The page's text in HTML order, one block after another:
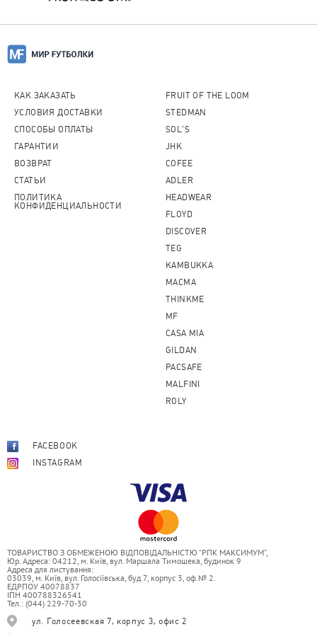
КАК ЗАКАЗАТЬ
УСЛОВИЯ ДОСТАВКИ
СПОСОБЫ ОПЛАТЫ
ГАРАНТИИ
ВОЗВРАТ
СТАТЬИ
ПОЛИТИКА
КОНФИДЕНЦИАЛЬНОСТИ
FRUIT OF THE LOOM
STEDMAN
SOL'S
JHK
COFEE
ADLER
HEADWEAR
FLOYD
DISCOVER
TEG
KAMBUKKA
MACMA
THINKME
MF
CASA MIA
GILDAN
PACSAFE
MALFINI
ROLY
FACEBOOK
INSTAGRAM
ТОВАРИСТВО З ОБМЕЖЕНОЮ ВІДПОВІДАЛЬНІСТЮ “РПК МАКСИМУМ”,
Юр. Адреса: 04212, м. Київ, вул. Маршала Тимошека, будинок 9
Адреса для листування:
03039, м. Київ, вул. Голосіївська, буд 7, корпус 3, оф.№ 2.
ЕДРПОУ 40078837
ІПН 400788326541
Тел.: (044) 229-70-30
ул. Голосеевская 7, корпус 3, офис 2